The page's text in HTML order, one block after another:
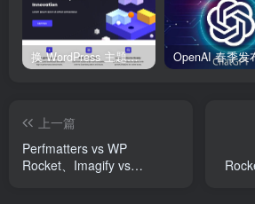
换 WordPress 主题前先看这份清单：Kadence、Blocksy Pro 与 WoodMart 的实操配置教程
上一篇
Perfmatters vs WP
Rocket、Imagify vs